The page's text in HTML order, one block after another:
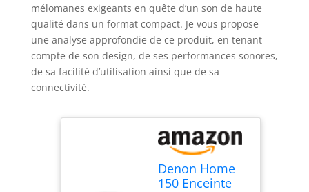
mélomanes exigeants en quête d’un son de haute
qualité dans un format compact. Je vous propose
une analyse approfondie de ce produit, en tenant
compte de son design, de ses performances sonores,
de sa facilité d’utilisation ainsi que de sa
connectivité.
Denon Home
150 Enceinte